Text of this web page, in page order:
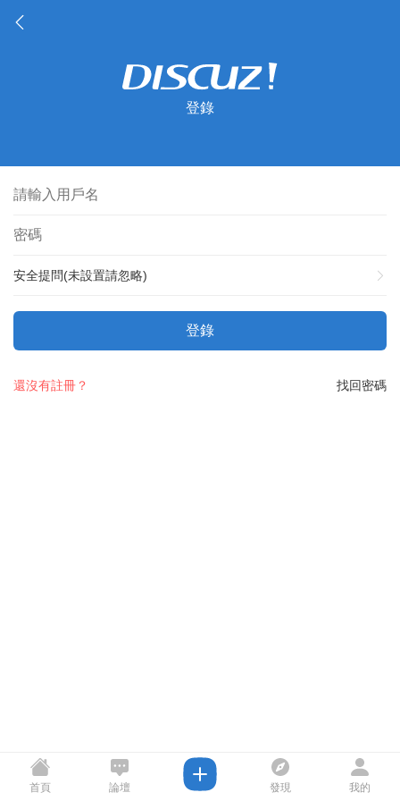
登錄
安全提問(未設置請忽略)
登錄
找回密碼
還沒有註冊？
首頁 論壇 發現 我的